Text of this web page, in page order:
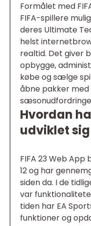
Formålet med
FIFA-spillere
deres Ultimate
helst
realtid. Det giver
opbygge,
købe og sælge
åbne pakker
Hvordan
udviklet
FIFA 23 Web
12 og har
siden da. I de
var
tiden har EA
funktioner og